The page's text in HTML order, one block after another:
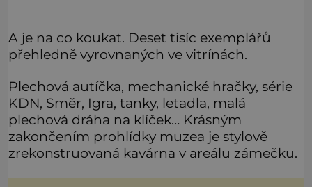
A je na co koukat. Deset tisíc exemplářů
přehledně vyrovnaných ve vitrínách.
Plechová autíčka, mechanické hračky, série
KDN, Směr, Igra, tanky, letadla, malá
plechová dráha na klíček… Krásným
zakončením prohlídky muzea je stylově
zrekonstruovaná kavárna v areálu zámečku.